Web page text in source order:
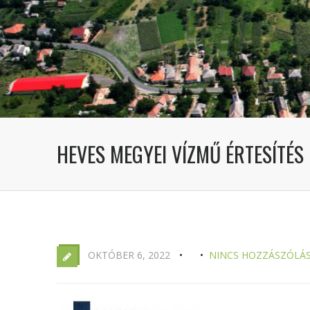
HEVES MEGYEI VÍZMŰ ÉRTESÍTÉS
OKTÓBER 6, 2022 NINCS